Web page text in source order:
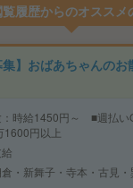
履歴からのオススメ
集】おばあちゃんの
：時給1450円～ ■週払
円以上
倉・新舞子・寺本・古見・